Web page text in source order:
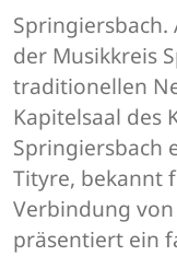
Springiersbach.
der Musikkreis
traditionellen
Kapitelsaal des
Springiersbach
Tityre, bekannt
Verbindung
präsentiert ein